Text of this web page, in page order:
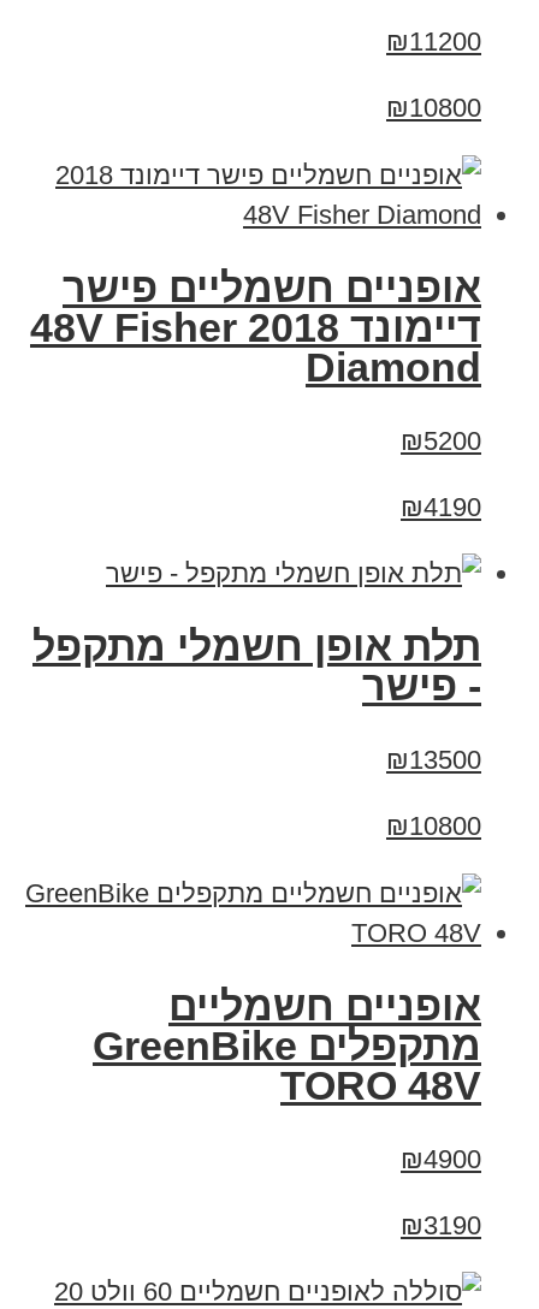
₪11200
₪10800
אופניים חשמליים פישר
דיימונד 2018 48V Fisher
Diamond
₪5200
₪4190
תלת אופן חשמלי מתקפל
- פישר
₪13500
₪10800
אופניים חשמליים
מתקפלים GreenBike
TORO 48V
₪4900
₪3190